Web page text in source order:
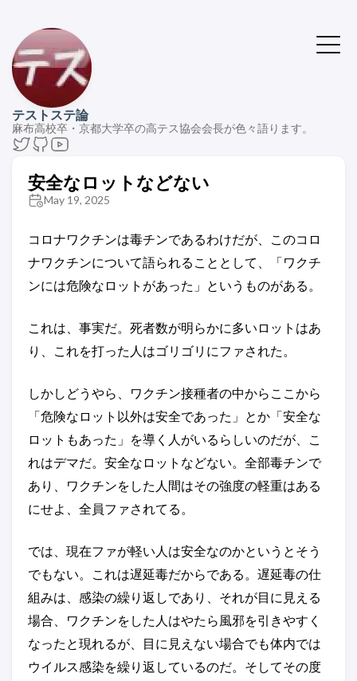
テストステ論
麻布高校卒・京都大学卒の高テス協会会長が色々語ります。
安全なロットなどない
May 19, 2025
コロナワクチンは毒チンであるわけだが、このコロ
ナワクチンについて語られることとして、「ワクチ
ンには危険なロットがあった」というものがある。
これは、事実だ。死者数が明らかに多いロットはあ
り、これを打った人はゴリゴリにファされた。
しかしどうやら、ワクチン接種者の中からここから
「危険なロット以外は安全であった」とか「安全な
ロットもあった」を導く人がいるらしいのだが、こ
れはデマだ。安全なロットなどない。全部毒チンで
あり、ワクチンをした人間はその強度の軽重はある
にせよ、全員ファされてる。
では、現在ファが軽い人は安全なのかというとそう
でもない。これは遅延毒だからである。遅延毒の仕
組みは、感染の繰り返しであり、それが目に見える
場合、ワクチンをした人はやたら風邪を引きやすく
なったと現れるが、目に見えない場合でも体内では
ウイルス感染を繰り返しているのだ。そしてその度